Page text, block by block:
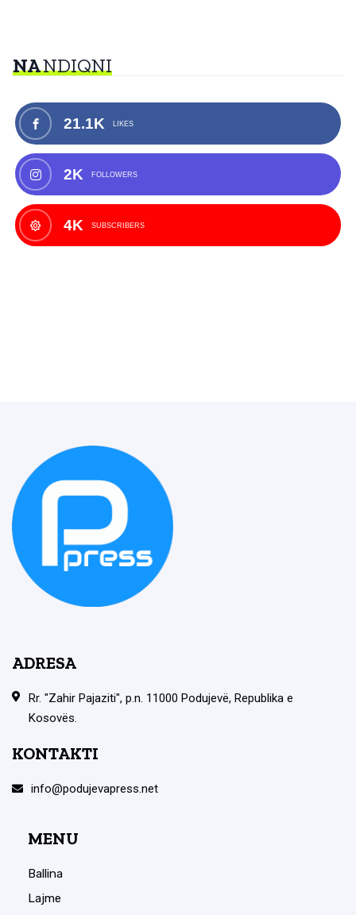
NANDIQNI
21.1K LIKES
2K FOLLOWERS
4K SUBSCRIBERS
ADRESA
Rr. "Zahir Pajaziti", p.n. 11000 Podujevë, Republika e
Kosovës.
KONTAKTI
info@podujevapress.net
MENU
Ballina
Lajme